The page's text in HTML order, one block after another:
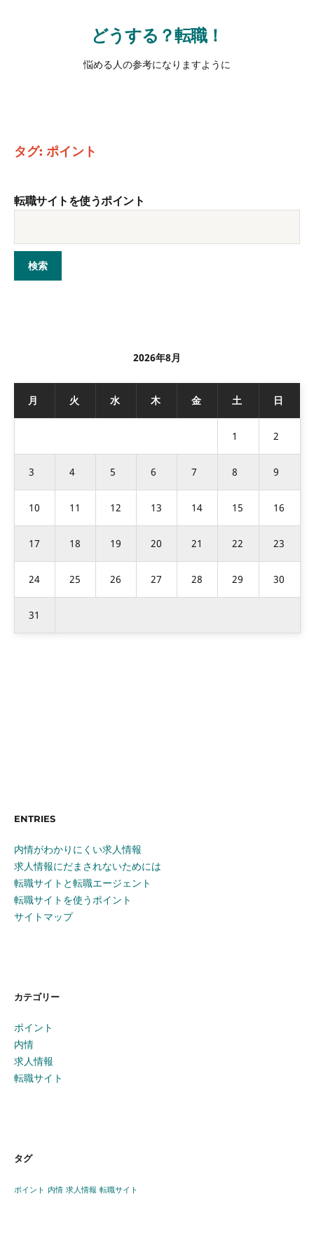
どうする？転職！
悩める人の参考になりますように
タグ: ポイント
転職サイトを使うポイント
2026年8月
月 火 水 木 金 土 日
1 2
3 4 5 6 7 8 9
10 11 12 13 14 15 16
17 18 19 20 21 22 23
24 25 26 27 28 29 30
31
ENTRIES
内情がわかりにくい求人情報
求人情報にだまされないためには
転職サイトと転職エージェント
転職サイトを使うポイント
サイトマップ
カテゴリー
ポイント
内情
求人情報
転職サイト
タグ
ポイント 内情 求人情報 転職サイト